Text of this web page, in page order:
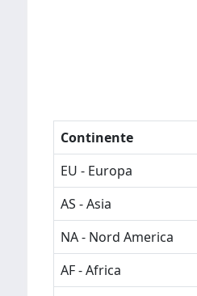
Continente
EU - Europa
AS - Asia
NA - Nord America
AF - Africa